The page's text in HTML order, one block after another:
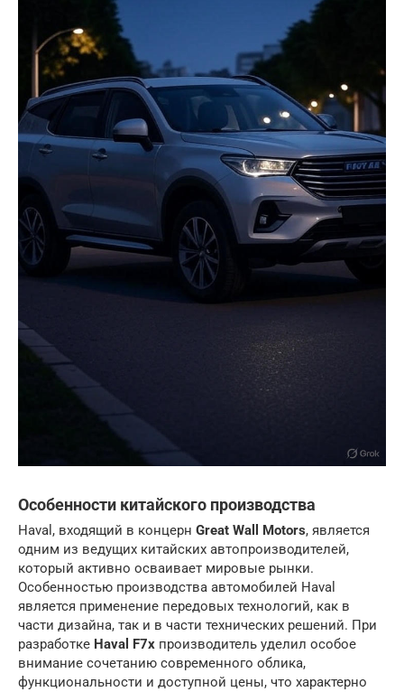
Особенности китайского производства
Haval, входящий в концерн Great Wall Motors, является
одним из ведущих китайских автопроизводителей,
который активно осваивает мировые рынки.
Особенностью производства автомобилей Haval
является применение передовых технологий, как в
части дизайна, так и в части технических решений. При
разработке Haval F7x производитель уделил особое
внимание сочетанию современного облика,
функциональности и доступной цены, что характерно